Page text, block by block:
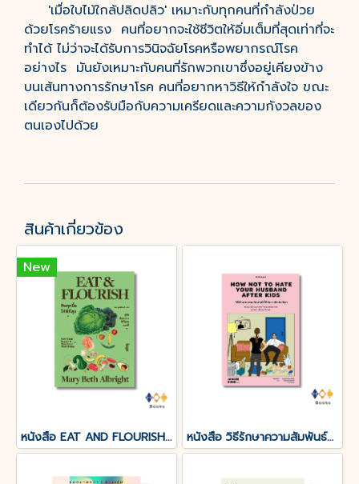
'เมื่อใบไม้ใกล้ปลิดปลิว' เหมาะกับทุกคนที่กำลังป่วย
ด้วยโรคร้ายแรง คนที่อยากจะใช้ชีวิตให้อิ่มเต็มที่สุดเท่าที่จะ
ทำได้ ไม่ว่าจะได้รับการวินิจฉัยโรคหรือพยากรณ์โรค
อย่างไร มันยังเหมาะกับคนที่รักพวกเขาซึ่งอยู่เคียงข้าง
บนเส้นทางการรักษาโรค คนที่อยากหาวิธีให้กำลังใจ ขณะ
เดียวกันก็ต้องรับมือกับความเครียดและความกังวลของ
ตนเองไปด้วย
สินค้าเกี่ยวข้อง
New
หนังสือ EAT AND FLOURISH กินทุกมื้อให้ดีที่สุข หนังสือ วิธีรักษาความสัมพันธ์ที่ดีกับสามีหลังมีลูก (How Not To Hate Your Husband After Kids)